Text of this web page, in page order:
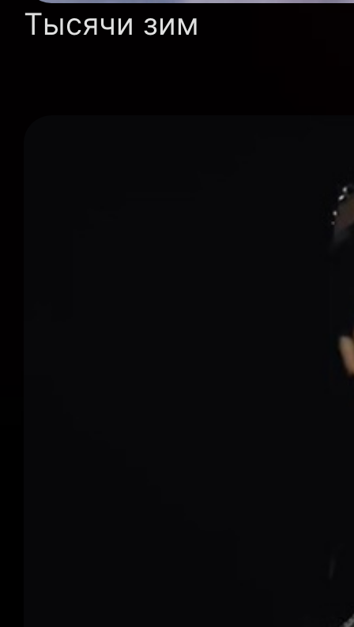
Тысячи зим